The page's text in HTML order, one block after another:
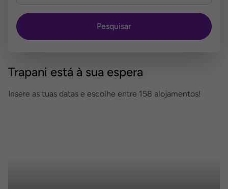
Pesquisar
Trapani está à sua espera
Insere as tuas datas e escolhe entre 158 alojamentos!